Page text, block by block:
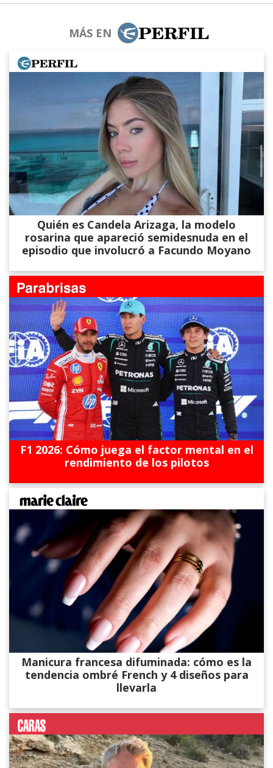
MÁS EN
Quién es Candela Arizaga, la modelo
rosarina que apareció semidesnuda en el
episodio que involucró a Facundo Moyano
F1 2026: Cómo juega el factor mental en el
rendimiento de los pilotos
Manicura francesa difuminada: cómo es la
tendencia ombré French y 4 diseños para
llevarla